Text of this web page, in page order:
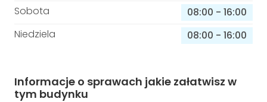
Sobota
08:00 - 16:00
Niedziela
08:00 - 16:00
Informacje o sprawach jakie załatwisz w
tym budynku